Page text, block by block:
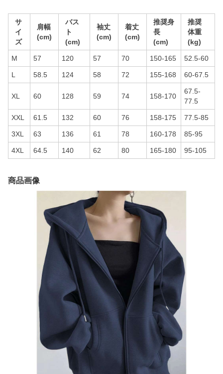
サ
イ
ズ
肩幅
(cm)
バス
ト
(cm)
袖丈
(cm)
着丈
(cm)
推奨身
長
(cm)
推奨
体重
(kg)
M 57 120 57 70 150-165 52.5-60
L 58.5 124 58 72 155-168 60-67.5
XL 60 128 59 74 158-170
67.5-
77.5
XXL 61.5 132 60 76 158-175 77.5-85
3XL 63 136 61 78 160-178 85-95
4XL 64.5 140 62 80 165-180 95-105
商品画像